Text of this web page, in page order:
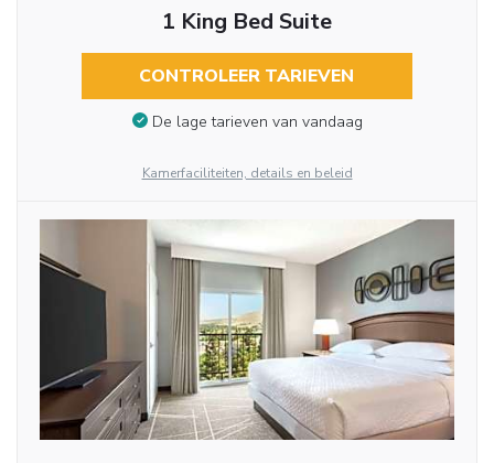
1 King Bed Suite
CONTROLEER TARIEVEN
De lage tarieven van vandaag
Kamerfaciliteiten, details en beleid